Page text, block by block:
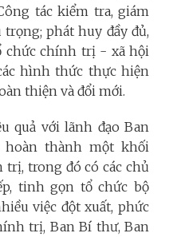
tác kiểm tra, giám
phát huy đầy đủ,
chức chính trị - xã hội
hình thức thực hiện
thiện và đổi mới.
quả với lãnh đạo Ban
hoàn thành một khối
trong đó có các chủ
tinh gọn tổ chức bộ
việc đột xuất, phức
trị, Ban Bí thư, Ban